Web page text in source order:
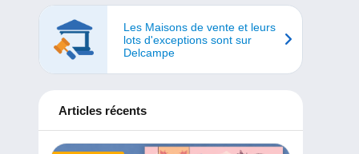
Les Maisons de vente et leurs
lots d'exceptions sont sur
Delcampe
Articles récents